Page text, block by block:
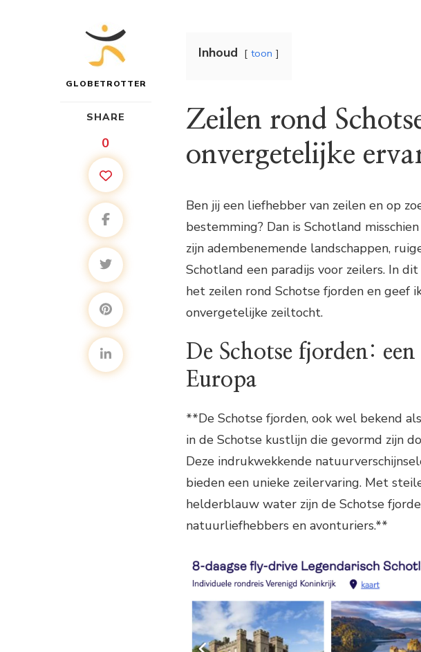
GLOBETROTTER
SHARE
0
Inhoud toon
Zeilen rond
onvergetelijke
Ben jij een liefhebber van zeilen en op
bestemming? Dan is Schotland
zijn adembenemende landschappen,
Schotland een paradijs voor zeilers. In
het zeilen rond Schotse fjorden en geef
onvergetelijke zeiltocht.
De Schotse fjorden:
Europa
**De Schotse fjorden, ook wel bekend als
in de Schotse kustlijn die gevormd zijn
Deze indrukwekkende
bieden een unieke zeilervaring. Met
helderblauw water zijn de Schotse
natuurliefhebbers en avonturiers.**